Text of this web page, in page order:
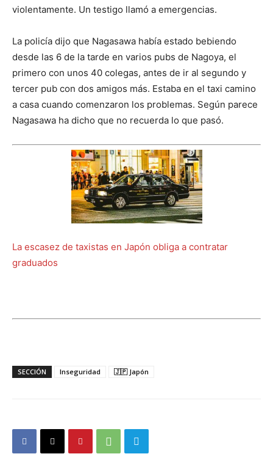
violentamente. Un testigo llamó a emergencias.
La policía dijo que Nagasawa había estado bebiendo
desde las 6 de la tarde en varios pubs de Nagoya, el
primero con unos 40 colegas, antes de ir al segundo y
tercer pub con dos amigos más. Estaba en el taxi camino
a casa cuando comenzaron los problemas. Según parece
Nagasawa ha dicho que no recuerda lo que pasó.
La escasez de taxistas en Japón obliga a contratar
graduados
SECCIÓN Inseguridad 🇯🇵 Japón